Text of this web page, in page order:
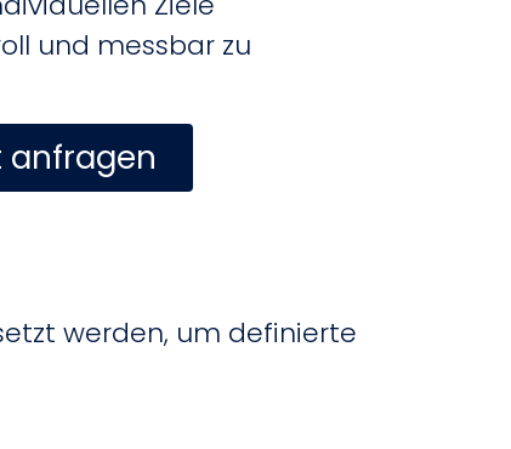
und messbar zu
anfragen
werden, um definierte